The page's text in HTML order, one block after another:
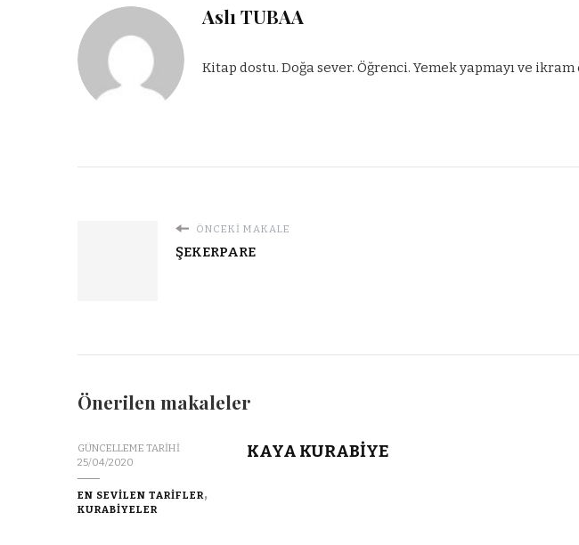
Aslı TUBAA
Kitap dostu. Doğa sever. Öğrenci. Yemek yapmayı ve
ÖNCEKI MAKALE
ŞEKERPARE
Önerilen makaleler
GÜNCELLEME TARIHI
25/04/2020
EN SEVİLEN TARİFLER
KURABİYELER
KAYA KURABİYE